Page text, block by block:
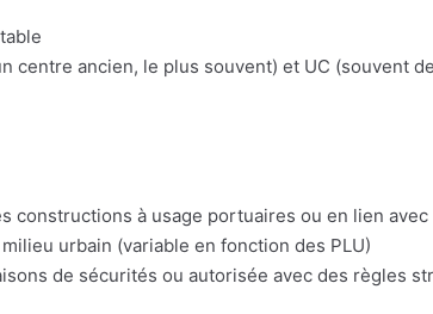
centre ancien, le plus souvent) et UC (souvent
constructions à usage portuaires ou en lien
urbain (variable en fonction des PLU)
de sécurités ou autorisée avec des règles